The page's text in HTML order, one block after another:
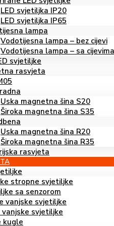
LED svjetiljka IP20
LED svjetiljka IP65
lampa
Vodotijesna lampa – bez cijevi
Vodotijesna lampa – sa cijevima
svjetiljke
rasvjeta
Uska magnetna šina S20
Široka magnetna šina S35
Uska magnetna šina R20
Široka magnetna šina R35
rasvjeta
stropne svjetiljke
sa senzorom
vanjske svjetiljke
vanjske svjetiljke
kugle